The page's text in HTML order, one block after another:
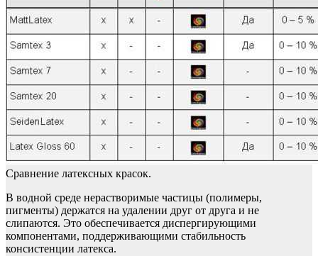
Сравнение латексных красок.
В водной среде нерастворимые частицы (полимеры,
пигменты) держатся на удалении друг от друга и не
слипаются. Это обеспечивается диспергирующими
компонентами, поддерживающими стабильность
консистенции латекса.